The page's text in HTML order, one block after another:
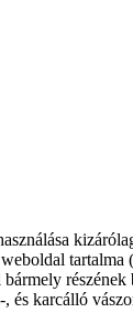
weboldal tartalma
részének
és karcálló